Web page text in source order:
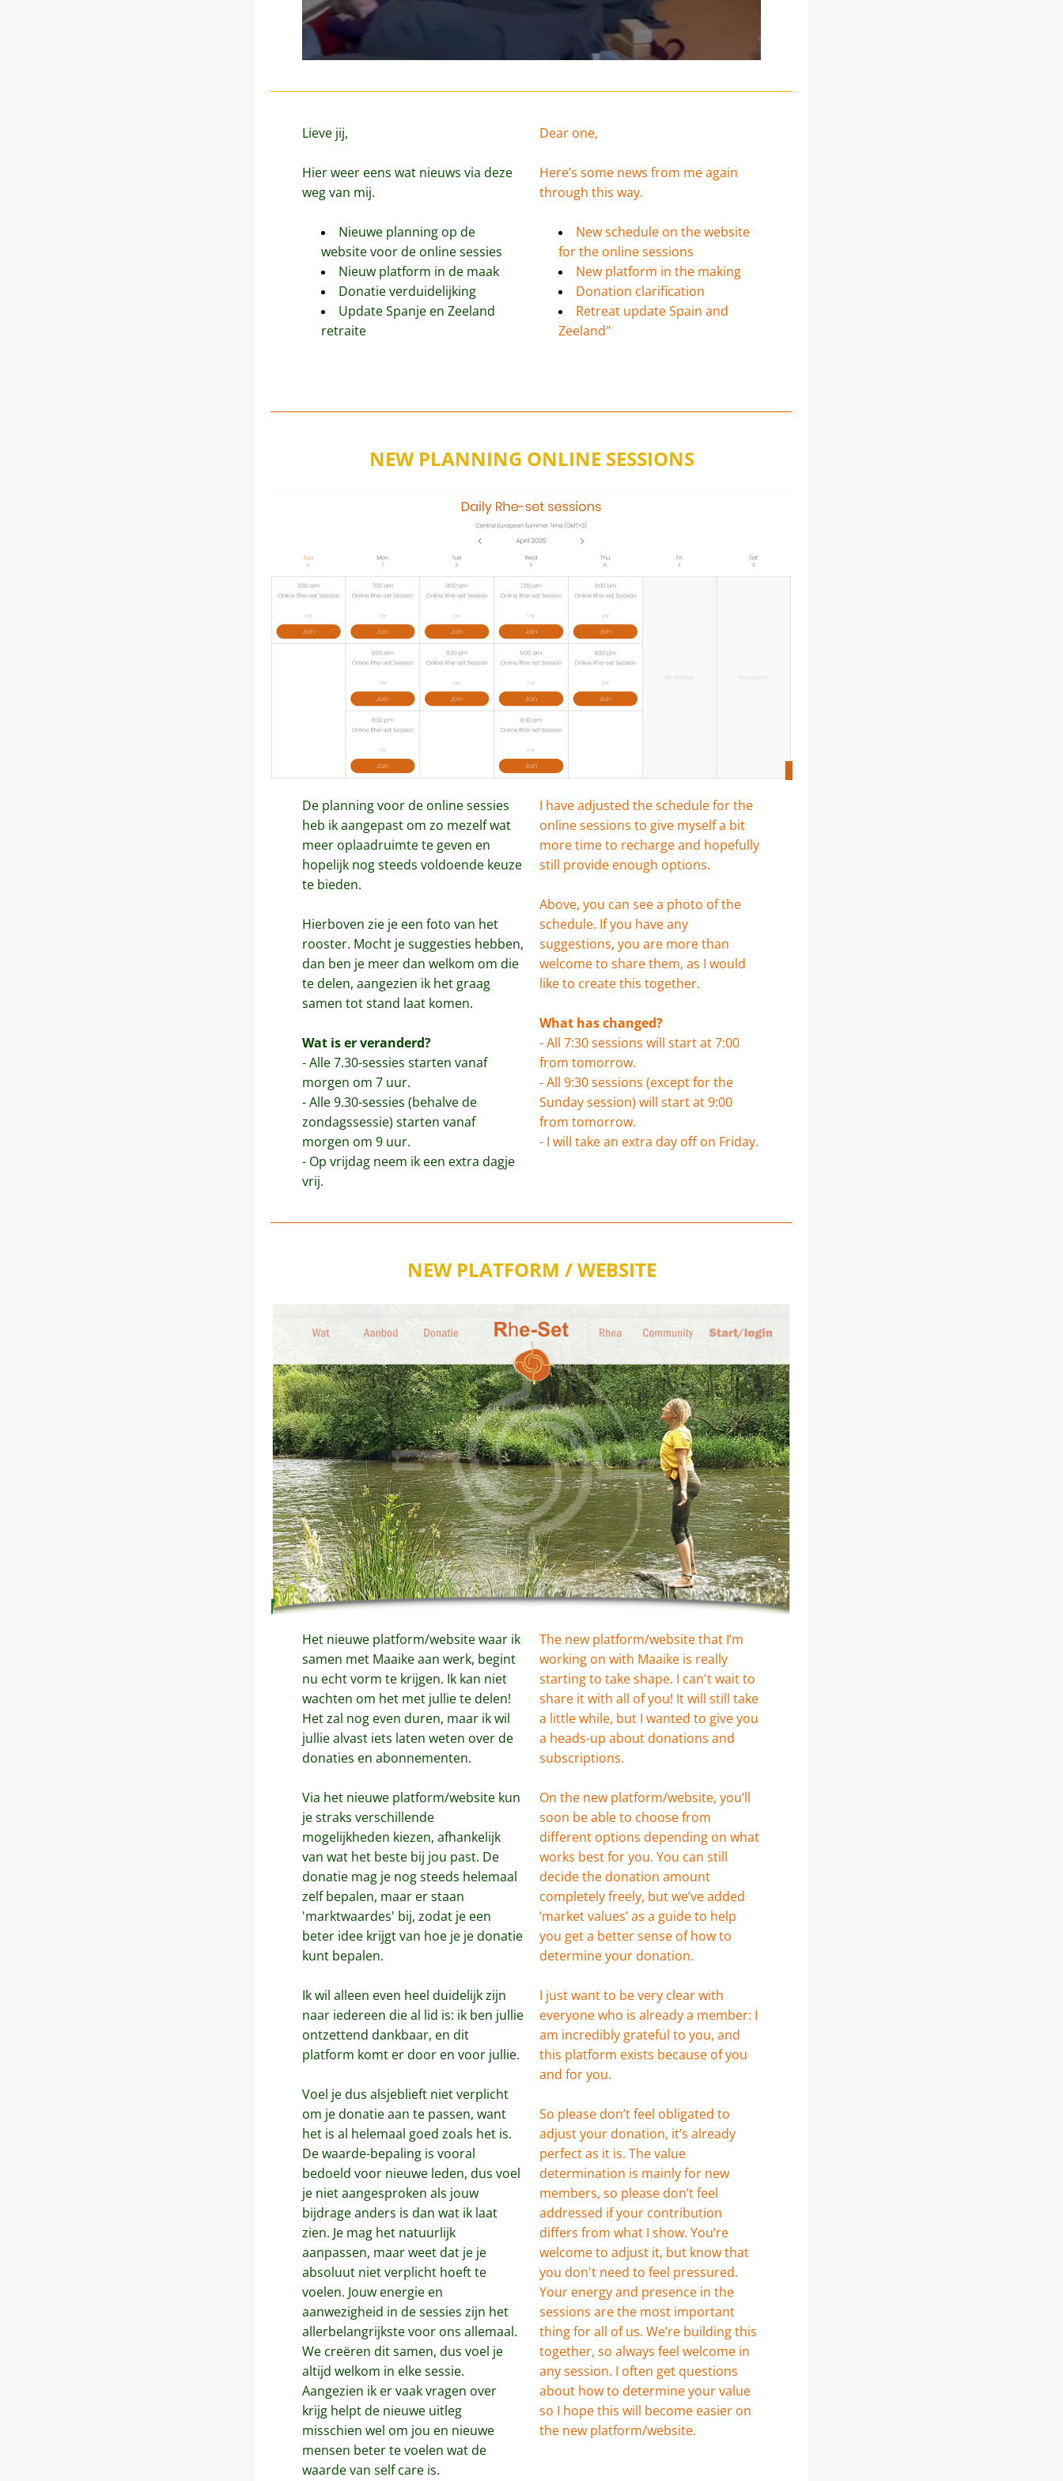
Lieve jij,
Hier weer eens wat nieuws via deze
weg van mij.
Nieuwe planning op de
website voor de online sessies
Nieuw platform in de maak
Donatie verduidelijking
Update Spanje en Zeeland
retraite
Dear one,
Here’s some news from me again
through this way.
New schedule on the website
for the online sessions
New platform in the making
Donation clarification
Retreat update Spain and
Zeeland"
NEW PLANNING ONLINE SESSIONS
De planning voor de online sessies
heb ik aangepast om zo mezelf wat
meer oplaadruimte te geven en
hopelijk nog steeds voldoende keuze
te bieden.
Hierboven zie je een foto van het
rooster. Mocht je suggesties hebben,
dan ben je meer dan welkom om die
te delen, aangezien ik het graag
samen tot stand laat komen.
Wat is er veranderd?
- Alle 7.30-sessies starten vanaf
morgen om 7 uur.
- Alle 9.30-sessies (behalve de
zondagssessie) starten vanaf
morgen om 9 uur.
- Op vrijdag neem ik een extra dagje
vrij.
I have adjusted the schedule for the
online sessions to give myself a bit
more time to recharge and hopefully
still provide enough options.
Above, you can see a photo of the
schedule. If you have any
suggestions, you are more than
welcome to share them, as I would
like to create this together.
What has changed?
- All 7:30 sessions will start at 7:00
from tomorrow.
- All 9:30 sessions (except for the
Sunday session) will start at 9:00
from tomorrow.
- I will take an extra day off on Friday.
NEW PLATFORM / WEBSITE
Het nieuwe platform/website waar ik
samen met Maaike aan werk, begint
nu echt vorm te krijgen. Ik kan niet
wachten om het met jullie te delen!
Het zal nog even duren, maar ik wil
jullie alvast iets laten weten over de
donaties en abonnementen.
Via het nieuwe platform/website kun
je straks verschillende
mogelijkheden kiezen, afhankelijk
van wat het beste bij jou past. De
donatie mag je nog steeds helemaal
zelf bepalen, maar er staan
'marktwaardes' bij, zodat je een
beter idee krijgt van hoe je je donatie
kunt bepalen.
Ik wil alleen even heel duidelijk zijn
naar iedereen die al lid is: ik ben jullie
ontzettend dankbaar, en dit
platform komt er door en voor jullie.
Voel je dus alsjeblieft niet verplicht
om je donatie aan te passen, want
het is al helemaal goed zoals het is.
De waarde-bepaling is vooral
bedoeld voor nieuwe leden, dus voel
je niet aangesproken als jouw
bijdrage anders is dan wat ik laat
zien. Je mag het natuurlijk
aanpassen, maar weet dat je je
absoluut niet verplicht hoeft te
voelen. Jouw energie en
aanwezigheid in de sessies zijn het
allerbelangrijkste voor ons allemaal.
We creëren dit samen, dus voel je
altijd welkom in elke sessie.
Aangezien ik er vaak vragen over
krijg helpt de nieuwe uitleg
misschien wel om jou en nieuwe
mensen beter te voelen wat de
waarde van self care is.
The new platform/website that I’m
working on with Maaike is really
starting to take shape. I can't wait to
share it with all of you! It will still take
a little while, but I wanted to give you
a heads-up about donations and
subscriptions.
On the new platform/website, you’ll
soon be able to choose from
different options depending on what
works best for you. You can still
decide the donation amount
completely freely, but we’ve added
‘market values’ as a guide to help
you get a better sense of how to
determine your donation.
I just want to be very clear with
everyone who is already a member: I
am incredibly grateful to you, and
this platform exists because of you
and for you.
So please don’t feel obligated to
adjust your donation, it’s already
perfect as it is. The value
determination is mainly for new
members, so please don’t feel
addressed if your contribution
differs from what I show. You’re
welcome to adjust it, but know that
you don't need to feel pressured.
Your energy and presence in the
sessions are the most important
thing for all of us. We’re building this
together, so always feel welcome in
any session. I often get questions
about how to determine your value
so I hope this will become easier on
the new platform/website.